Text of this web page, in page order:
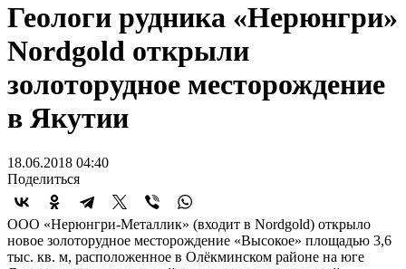
Геологи рудника «Нерюнгри»
Nordgold открыли
золоторудное месторождение
в Якутии
18.06.2018 04:40
Поделиться
ООО «Нерюнгри-Металлик» (входит в Nordgold) открыло
новое золоторудное месторождение «Высокое» площадью 3,6
тыс. кв. м, расположенное в Олёкминском районе на юге